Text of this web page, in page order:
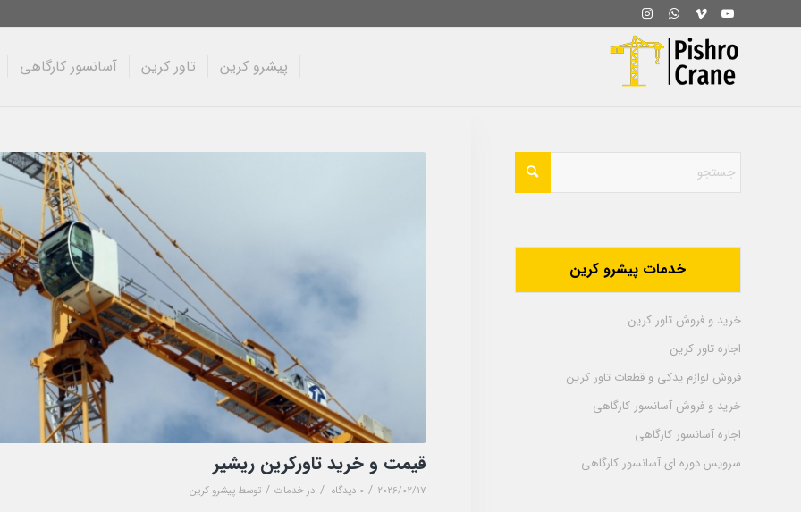
پیشرو کرین تاور کرین آسانسور کارگاهی
قیمت و خرید تاورکرین ریشیر
2026/02/17
/ 0 دیدگاه / درخدمات / توسطپیشرو کرین
خدمات پیشرو کرین
خرید و فروش تاور کرین
اجاره تاور کرین
فروش لوازم یدکی و قطعات تاور کرین
خرید و فروش آسانسور کارگاهی
اجاره آسانسور کارگاهی
سرویس دوره ای آسانسور کارگاهی